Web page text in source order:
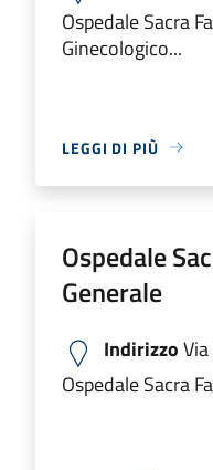
Ospedale Sacra
Ginecologico...
LEGGI DI PIÙ
Ospedale
Generale
Indirizzo
Ospedale Sacra